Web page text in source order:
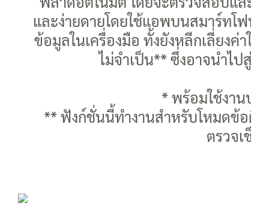
และง่ายดายโดยใช้แอพบนสมาร์ทโฟน
ข้อมูลในเครื่องมือ ทั้งยังหลีกเลี่ยงค่าใ
ไม่จำเป็น** ซึ่งอาจนำไปสู่
* พร้อมใช้งานบ
** ฟังก์ชั่นนี้ทำงานสำหรับโหมดข้อผิ
ตรวจเช็ค